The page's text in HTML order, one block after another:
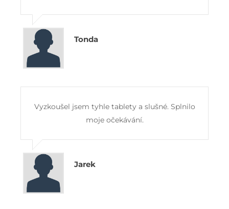
Tonda
Vyzkoušel jsem tyhle tablety a slušné. Splnilo
moje očekávání.
Jarek